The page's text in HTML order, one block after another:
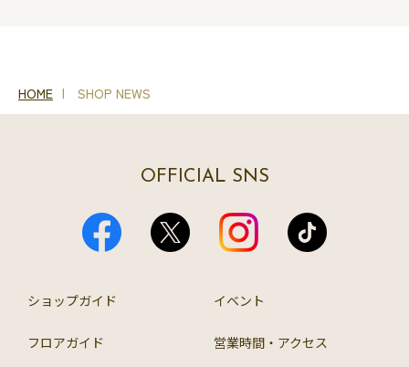
HOME SHOP NEWS
OFFICIAL SNS
ショップガイド イベント
フロアガイド 営業時間・アクセス